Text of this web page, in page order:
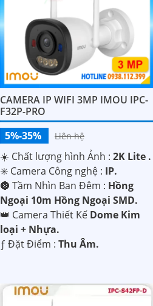
CAMERA IP WIFI 3MP IMOU IPC-
F32P-PRO
5%-35%
Liên hệ
☀️ Chất lượng hình Ảnh : 2K Lite .
✳️ Camera Công nghệ : IP.
🌚 Tầm Nhìn Ban Đêm : Hồng
Ngoại 10m Hồng Ngoại SMD.
👑 Camera Thiết Kế Dome Kim
loại + Nhựa.
️ƒ Đặt Điểm : Thu Âm.